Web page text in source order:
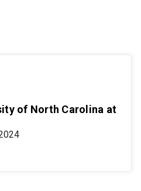
of North Carolina at